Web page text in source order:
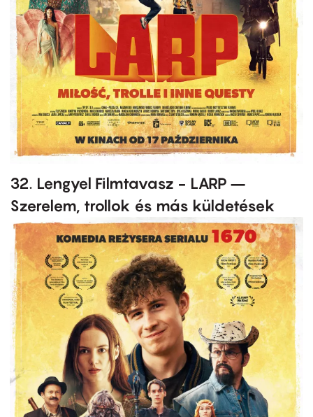
32. Lengyel Filmtavasz - LARP –
Szerelem, trollok és más küldetések